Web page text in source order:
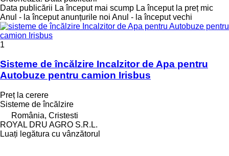
Data publicării La început mai scump La început la preț mic
Anul - la început anunțurile noi Anul - la început vechi
1
Sisteme de încălzire Incalzitor de Apa pentru
Autobuze pentru camion Irisbus
Preț la cerere
Sisteme de încălzire
România, Cristesti
ROYAL DRU AGRO S.R.L.
Luați legătura cu vânzătorul